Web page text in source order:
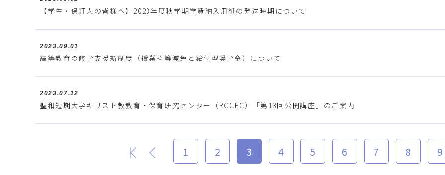
【学生・保証人の皆様へ】2023年度秋学期学費納入用紙の発送時期について
2023.09.01
高等教育の修学支援新制度（授業料等減免と給付型奨学金）について
2023.07.12
聖和短期大学キリスト教教育・保育研究センター（RCCEC）「第13回公開講座」のご案内
最初 1 2 3 4 5 6 7 8 9